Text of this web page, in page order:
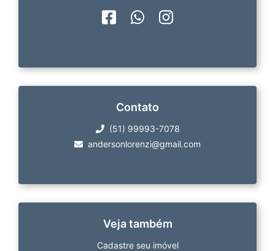
Contato
(51) 99993-7078
andersonlorenzi@gmail.com
Veja também
Cadastre seu imóvel